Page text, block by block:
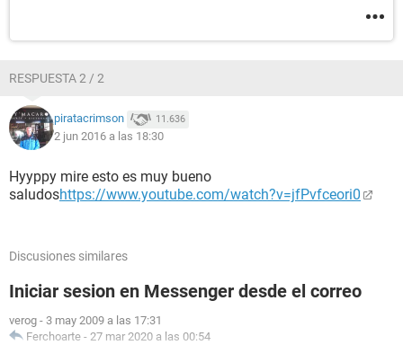
RESPUESTA 2 / 2
piratacrimson 11.636
2 jun 2016 a las 18:30
Hyyppy mire esto es muy bueno
saludoshttps://www.youtube.com/watch?v=jfPvfceori0
Discusiones similares
Iniciar sesion en Messenger desde el correo
verog - 3 may 2009 a las 17:31
Ferchoarte - 27 mar 2020 a las 00:54